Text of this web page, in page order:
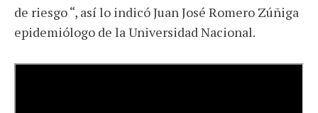
de riesgo “, así lo indicó Juan José Romero Zúñiga
epidemiólogo de la Universidad Nacional.